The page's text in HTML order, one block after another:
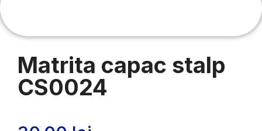
Matrita capac stalp
CS0024